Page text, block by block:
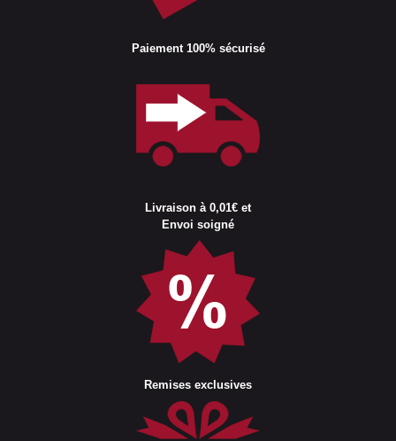
Paiement 100% sécurisé
Livraison à 0,01€ et
Envoi soigné
Remises exclusives